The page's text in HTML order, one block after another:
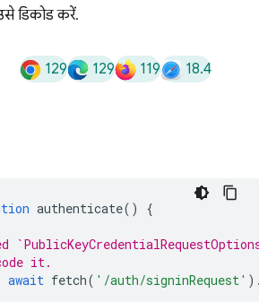
डिकोड करें.
129 129 119 18.4
authenticate() {
it.
await fetch( '/auth/signinRequest'